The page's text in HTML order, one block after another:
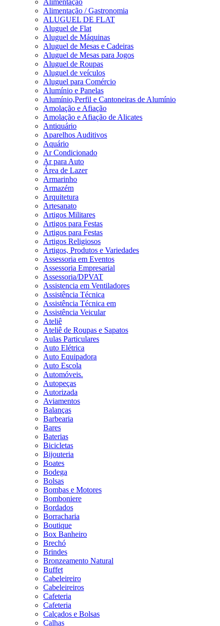
Alimentação
Alimentação / Gastronomia
ALUGUEL DE FLAT
Aluguel de Flat
Aluguel de Máquinas
Aluguel de Mesas e Cadeiras
Aluguel de Mesas para Jogos
Aluguel de Roupas
Aluguel de veículos
Aluguel para Comércio
Alumínio e Panelas
Alumínio,Perfil e Cantoneiras de Alumínio
Amolação e Afiação
Amolação e Afiação de Alicates
Antiquário
Aparelhos Auditivos
Aquário
Ar Condicionado
Ar para Auto
Área de Lazer
Armarinho
Armazém
Arquitetura
Artesanato
Artigos Militares
Artigos para Festas
Artigos para Festas
Artigos Religiosos
Artigos, Produtos e Variedades
Assessoria em Eventos
Assessoria Empresarial
Assessoria/DPVAT
Assistencia em Ventiladores
Assistência Técnica
Assistência Técnica em
Assistência Veicular
Ateliê
Ateliê de Roupas e Sapatos
Aulas Particulares
Auto Elétrica
Auto Equipadora
Auto Escola
Automóveis.
Autopeças
Autorizada
Aviamentos
Balanças
Barbearia
Bares
Baterias
Bicicletas
Bijouteria
Boates
Bodega
Bolsas
Bombas e Motores
Bomboniere
Bordados
Borracharia
Boutique
Box Banheiro
Brechó
Brindes
Bronzeamento Natural
Buffet
Cabeleireiro
Cabeleireiros
Cafeteria
Cafeteria
Calçados e Bolsas
Calhas